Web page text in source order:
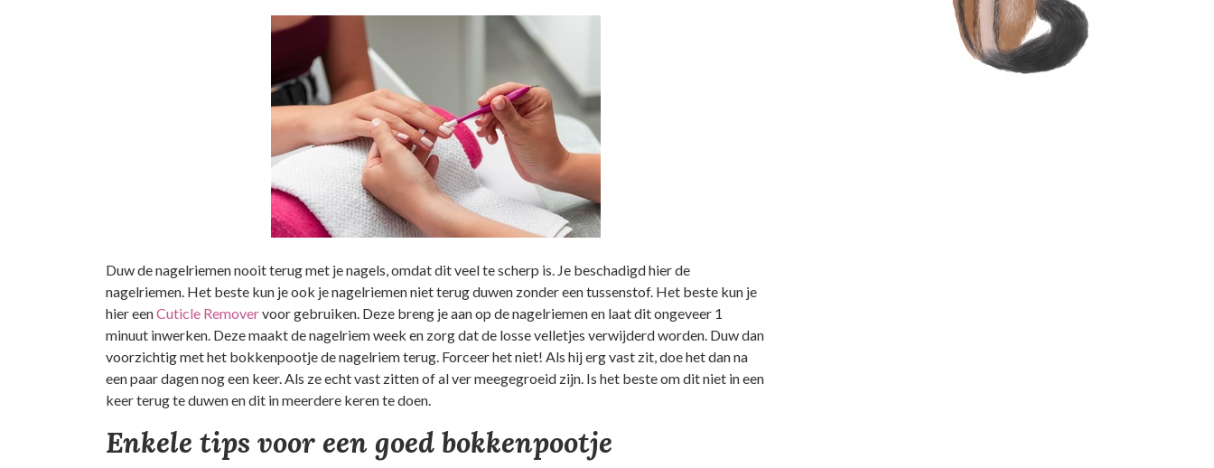
Duw de nagelriemen nooit terug met je nagels, omdat dit veel te scherp is. Je beschadigd hier de
nagelriemen. Het beste kun je ook je nagelriemen niet terug duwen zonder een tussenstof. Het beste kun je
hier eenCuticle Removervoor gebruiken. Deze breng je aan op de nagelriemen en laat dit ongeveer 1
minuut inwerken. Deze maakt de nagelriem week en zorg dat de losse velletjes verwijderd worden. Duw dan
voorzichtig met het bokkenpootje de nagelriem terug. Forceer het niet! Als hij erg vast zit, doe het dan na
een paar dagen nog een keer. Als ze echt vast zitten of al ver meegegroeid zijn. Is het beste om dit niet in een
keer terug te duwen en dit in meerdere keren te doen.
Enkele tips voor een goed bokkenpootje